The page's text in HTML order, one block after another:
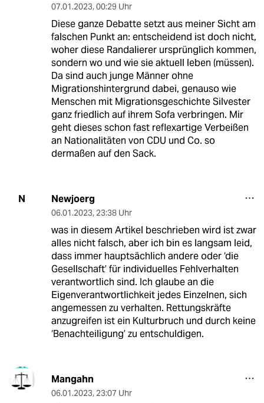
07.01.2023, 00:29 Uhr
Diese ganze Debatte setzt aus meiner Sicht am
falschen Punkt an: entscheidend ist doch nicht,
woher diese Randalierer ursprünglich kommen,
sondern wo und wie sie aktuell leben (müssen).
Da sind auch junge Männer ohne
Migrationshintergrund dabei, genauso wie
Menschen mit Migrationsgeschichte Silvester
ganz friedlich auf ihrem Sofa verbringen. Mir
geht dieses schon fast reflexartige Verbeißen
an Nationalitäten von CDU und Co. so
dermaßen auf den Sack.
N Newjoerg
06.01.2023, 23:38 Uhr
was in diesem Artikel beschrieben wird ist zwar
alles nicht falsch, aber ich bin es langsam leid,
dass immer hauptsächlich andere oder ‘die
Gesellschaft’ für individuelles Fehlverhalten
verantwortlich sind. Ich glaube an die
Eigenverantwortlichkeit jedes Einzelnen, sich
angemessen zu verhalten. Rettungskräfte
anzugreifen ist ein Kulturbruch und durch keine
‘Benachteiligung’ zu entschuldigen.
Mangahn
06.01.2023, 23:07 Uhr